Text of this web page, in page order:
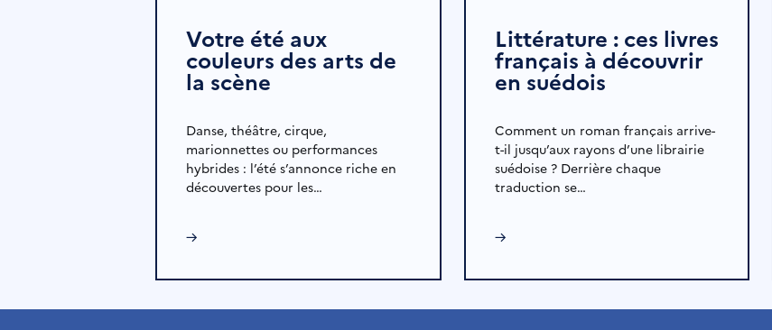
Votre été aux
couleurs des arts de
la scène
Danse, théâtre, cirque,
marionnettes ou performances
hybrides : l’été s’annonce riche en
découvertes pour les…
→
Littérature : ces livres
français à découvrir
en suédois
Comment un roman français arrive-
t-il jusqu’aux rayons d’une librairie
suédoise ? Derrière chaque
traduction se…
→